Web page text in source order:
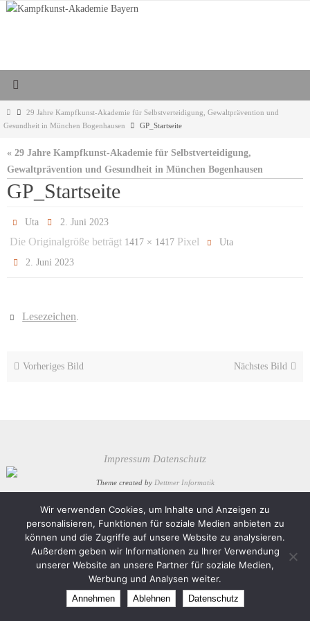
Zum
Start29 Jahre Kampfkunst-Akademie für Selbstverteidigung, Gewaltprävention und
Gesundheit in München Bogenhausen
GP_Startseite
« 29 Jahre Kampfkunst-Akademie für Selbstverteidigung,
Gewaltprävention und Gesundheit in München Bogenhausen
GP_Startseite
Uta 2. Juni 2023
Die Originalgröße beträgt 1417 × 1417 Pixel
Uta
2. Juni 2023
Lesezeichen.
Vorheriges Bild Nächstes Bild
Impressum Datenschutz
Theme created by Dettmer Informatik
Präsentiert von Nirvana&WordPress.
Wir verwenden Cookies, um Inhalte und Anzeigen zu
personalisieren, Funktionen für soziale Medien anbieten zu
können und die Zugriffe auf unsere Website zu analysieren.
Außerdem geben wir Informationen zu Ihrer Verwendung
unserer Website an unsere Partner für soziale Medien,
Werbung und Analysen weiter.
Annehmen Ablehnen Datenschutz